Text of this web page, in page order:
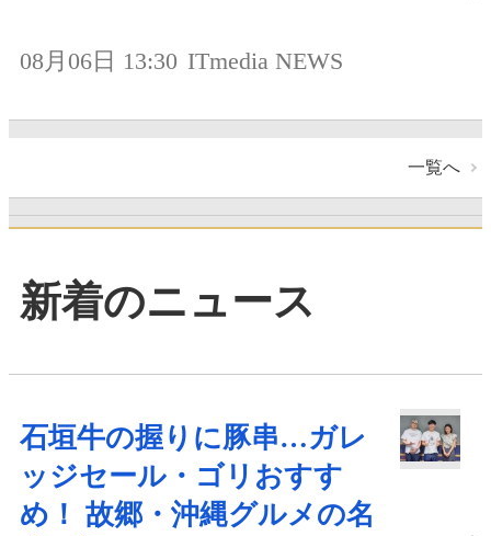
08月06日 13:30 ITmedia NEWS
一覧へ
新着のニュース
石垣牛の握りに豚串…ガレ
ッジセール・ゴリおすす
め！ 故郷・沖縄グルメの名